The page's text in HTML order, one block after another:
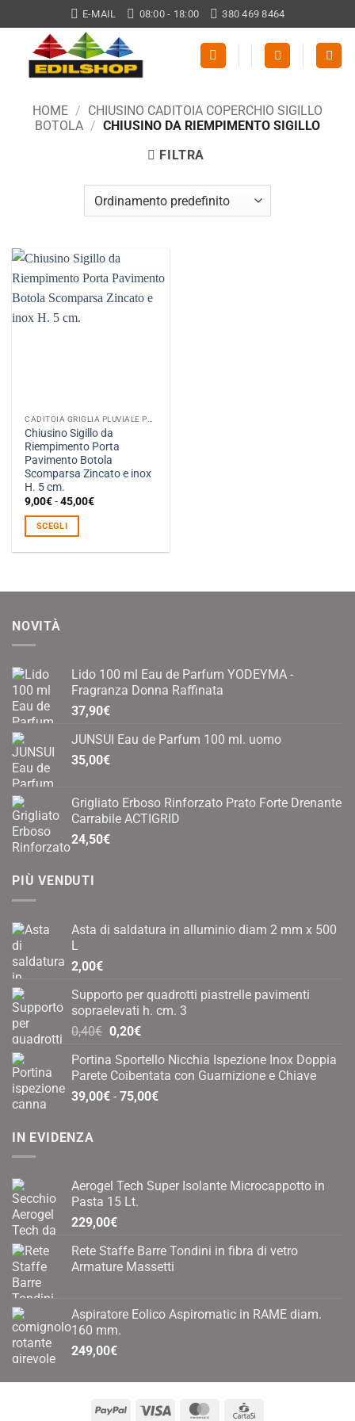
ai
contenuti
E-MAIL 08:00 - 18:00 380 469 8464
HOME / CHIUSINO CADITOIA COPERCHIO SIGILLO
BOTOLA / CHIUSINO DA RIEMPIMENTO SIGILLO
FILTRA
Chiusino Sigillo da
Riempimento Porta
Pavimento Botola
Scomparsa Zincato e inox
H. 5 cm.
9,00€-45,00€Fascia
a
SCEGLI
più
Le
opzioni
essere
scelte
nella
pagina
prodotto
NOVITÀ
Lido 100 ml Eau de Parfum YODEYMA -
Fragranza Donna Raffinata
37,90€
JUNSUI Eau de Parfum 100 ml. uomo
35,00€
Grigliato Erboso Rinforzato Prato Forte Drenante
Carrabile ACTIGRID
24,50€
PIÙ VENDUTI
Asta di saldatura in alluminio diam 2 mm x 500
L
2,00€
Supporto per quadrotti piastrelle pavimenti
sopraelevati h. cm. 3
0,40€ Il
originale
era:
0,40€.
0,20€Il
attuale
è:
0,20€.
Portina Sportello Nicchia Ispezione Inox Doppia
Parete Coibentata con Guarnizione e Chiave
39,00€ - 75,00€Fascia
75,00€
IN EVIDENZA
Aerogel Tech Super Isolante Microcappotto in
Pasta 15 Lt.
229,00€
Rete Staffe Barre Tondini in fibra di vetro
Armature Massetti
Aspiratore Eolico Aspiromatic in RAME diam.
160 mm.
249,00€
PayPal Visa MasterCard